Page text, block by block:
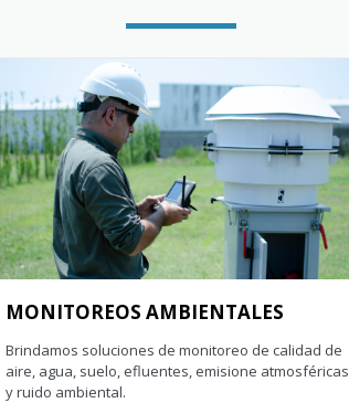
MONITOREOS AMBIENTALES
Brindamos soluciones de monitoreo de calidad de
aire, agua, suelo, efluentes, emisione atmosféricas
y ruido ambiental.